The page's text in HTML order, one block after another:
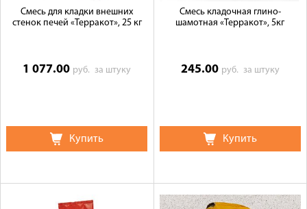
Смесь для кладки внешних
стенок печей «Терракот», 25 кг
1 077.00 руб.за штуку
Купить
Смесь кладочная глино-
шамотная «Терракот», 5кг
245.00 руб. за штуку
Купить